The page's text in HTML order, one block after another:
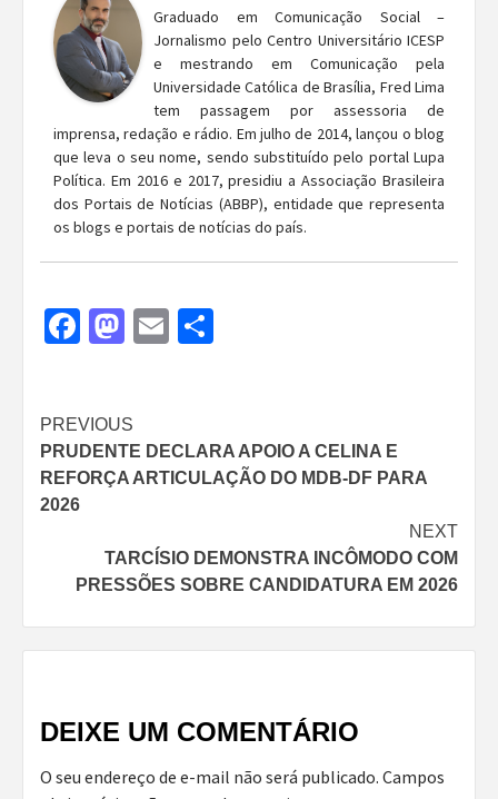
Graduado em Comunicação Social –
Jornalismo pelo Centro Universitário ICESP
e mestrando em Comunicação pela
Universidade Católica de Brasília, Fred Lima
tem passagem por assessoria de
imprensa, redação e rádio. Em julho de 2014, lançou o blog
que leva o seu nome, sendo substituído pelo portal Lupa
Política. Em 2016 e 2017, presidiu a Associação Brasileira
dos Portais de Notícias (ABBP), entidade que representa
os blogs e portais de notícias do país.
Facebook
Mastodon
Email
Continue
Reading
PREVIOUS
PRUDENTE DECLARA APOIO A CELINA E
REFORÇA ARTICULAÇÃO DO MDB-DF PARA
2026
NEXT
TARCÍSIO DEMONSTRA INCÔMODO COM
PRESSÕES SOBRE CANDIDATURA EM 2026
DEIXE UM COMENTÁRIO
O seu endereço de e-mail não será publicado. Campos